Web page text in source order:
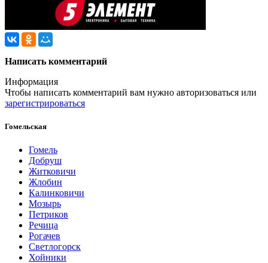
Написать комментарий
Информация
Чтобы написать комментарий вам нужно авторизоваться или
зарегистрироваться
Гомельская
Гомель
Добруш
Житковичи
Жлобин
Калинковичи
Мозырь
Петриков
Речица
Рогачев
Светлогорск
Хойники